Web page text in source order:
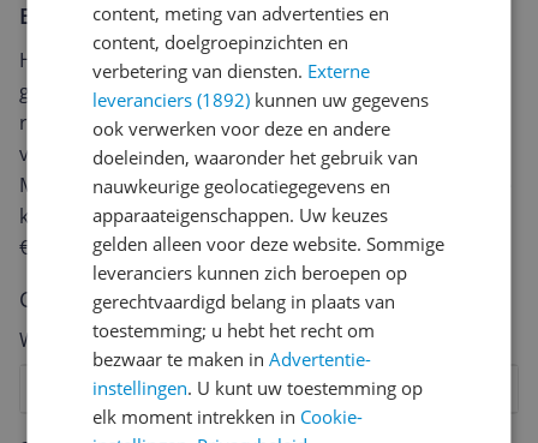
Er zijn nog geen reviews geschreven
Heb jij dit product in bezit en wil je graag je mening
geven? Start dan hieronder met het schrijven van je
review. Afhankelijk van de details duurt het schrijven
van een review gemiddeld tussen de 3 en 10 minuten.
Met jouw mening help je andere bezoekers een betere
keuze te maken én maak je iedere maand kans op
€250,-!
Klik hier voor de actievoorwaarden.
Cijfer
Welk cijfer geef jij dit product?
8
7
6
5
4
3
2
content, meting van advertenties en
content, doelgroepinzichten en
verbetering van diensten. Externe
leveranciers (1892) kunnen uw gegevens
ook verwerken voor deze en andere
doeleinden, waaronder het gebruik van
nauwkeurige geolocatiegegevens en
apparaateigenschappen. Uw keuzes
gelden alleen voor deze website. Sommige
leveranciers kunnen zich beroepen op
gerechtvaardigd belang in plaats van
toestemming; u hebt het recht om
bezwaar te maken inAdvertentie-
instellingen. U kunt uw toestemming op
elk moment intrekken in Cookie-